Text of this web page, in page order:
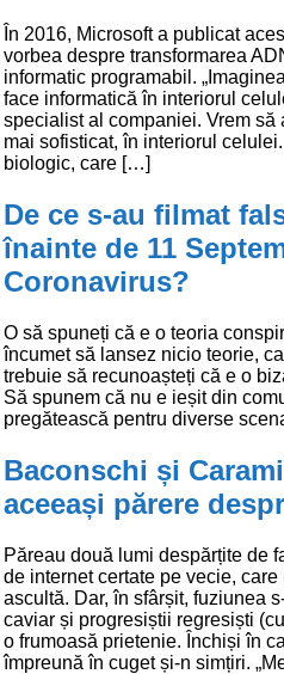
În 2016, Microsoft a publicat
vorbea despre transformarea
informatic programabil.
face informatică în interiorul
specialist al companiei. Vrem
mai sofisticat, în interiorul
biologic, care […]
De ce s-au filmat
înainte de 11
Coronavirus?
O să spuneți că e o teoria
încumet să lansez nicio teorie,
trebuie să recunoașteți că e o
Să spunem că nu e ieșit din
pregătească pentru diverse
Baconschi și
aceeași părere
Păreau două lumi despărțite de
de internet certate pe vecie,
ascultă. Dar, în sfârșit, fuziunea
caviar și progresiștii regresiști
o frumoasă prietenie. Închiși în
împreună în cuget și-n simțiri.